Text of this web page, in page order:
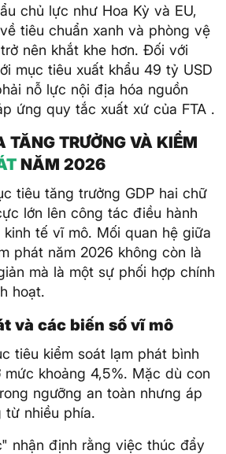
chủ lực như Hoa Kỳ và EU,
tiêu chuẩn xanh và phòng vệ
nên khắt khe hơn. Đối với
mục tiêu xuất khẩu 49 tỷ USD
nỗ lực nội địa hóa nguồn
ứng quy tắc xuất xứ của FTA .
TĂNG TRƯỞNG VÀ KIỂM
NĂM 2026
tiêu tăng trưởng GDP hai chữ
lớn lên công tác điều hành
tế vĩ mô. Mối quan hệ giữa
phát năm 2026 không còn là
mà là một sự phối hợp chính
hoạt.
và các biến số vĩ mô
tiêu kiểm soát lạm phát bình
mức khoảng 4,5%. Mặc dù con
ngưỡng an toàn nhưng áp
nhiều phía.
nhận định rằng việc thúc đẩy